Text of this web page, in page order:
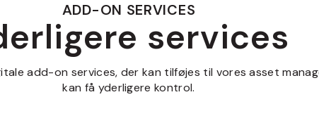
ADD-ON SERVICES
services
add-on services, der kan tilføjes til vores asset
kan få yderligere kontrol.